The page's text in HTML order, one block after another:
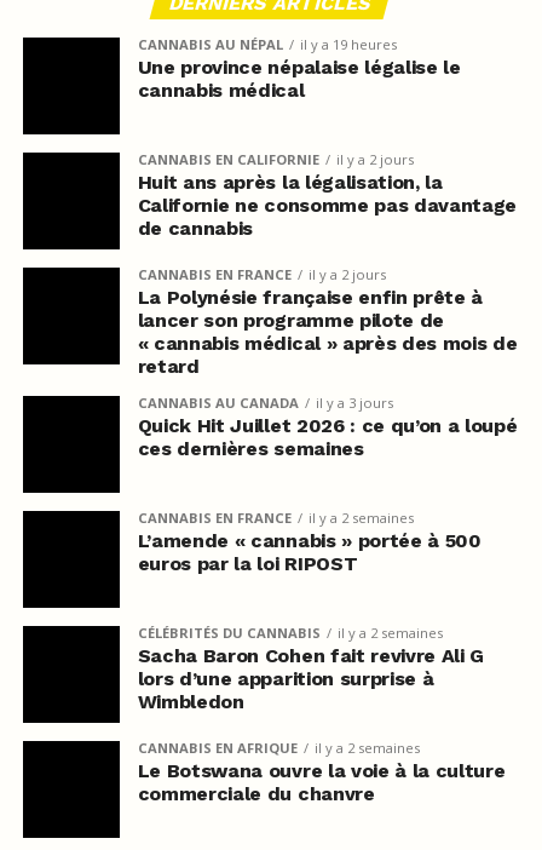
CANNABIS AU NÉPAL il y a 19 heures
Une province népalaise légalise le
cannabis médical
CANNABIS EN CALIFORNIE il y a 2 jours
Huit ans après la légalisation, la
Californie ne consomme pas davantage
de cannabis
CANNABIS EN FRANCE il y a 2 jours
La Polynésie française enfin prête à
lancer son programme pilote de
« cannabis médical » après des mois de
retard
CANNABIS AU CANADA il y a 3 jours
Quick Hit Juillet 2026 : ce qu’on a loupé
ces dernières semaines
CANNABIS EN FRANCE il y a 2 semaines
L’amende « cannabis » portée à 500
euros par la loi RIPOST
CÉLÉBRITÉS DU CANNABIS il y a 2 semaines
Sacha Baron Cohen fait revivre Ali G
lors d’une apparition surprise à
Wimbledon
CANNABIS EN AFRIQUE il y a 2 semaines
Le Botswana ouvre la voie à la culture
commerciale du chanvre